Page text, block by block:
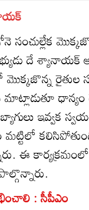
సంచుల్లేక
దే
రైతుల
మాట్లాడుతూ
ఇవ్వక
మట్టిలో
ఈ
: సీపీఎం